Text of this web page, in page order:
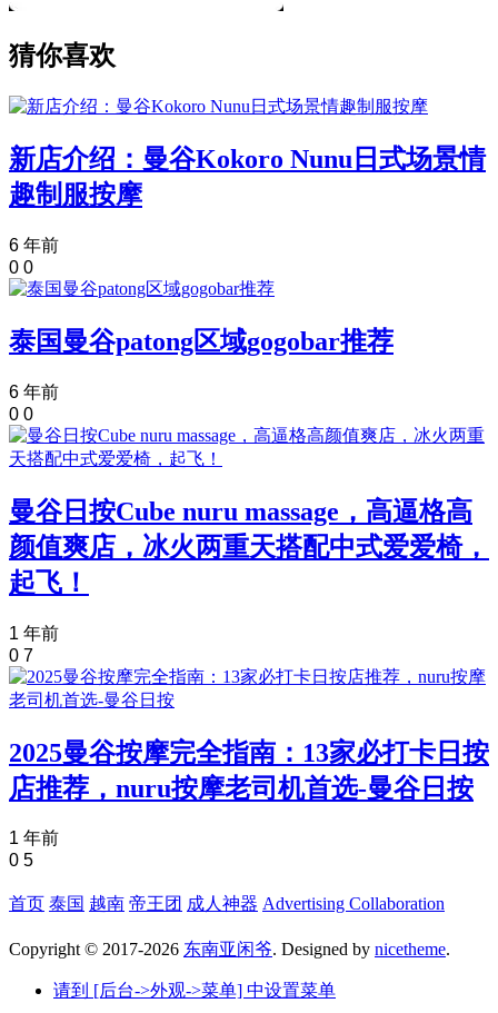
猜你喜欢
新店介绍：曼谷Kokoro Nunu日式场景情
趣制服按摩
6 年前
0 0
泰国曼谷patong区域gogobar推荐
6 年前
0 0
曼谷日按Cube nuru massage，高逼格高
颜值爽店，冰火两重天搭配中式爱爱椅，
起飞！
1 年前
0 7
2025曼谷按摩完全指南：13家必打卡日按
店推荐，nuru按摩老司机首选-曼谷日按
1 年前
0 5
首页 泰国 越南 帝王团 成人神器 Advertising Collaboration
Copyright © 2017-2026 东南亚闲爷. Designed by nicetheme.
请到 [后台->外观->菜单] 中设置菜单